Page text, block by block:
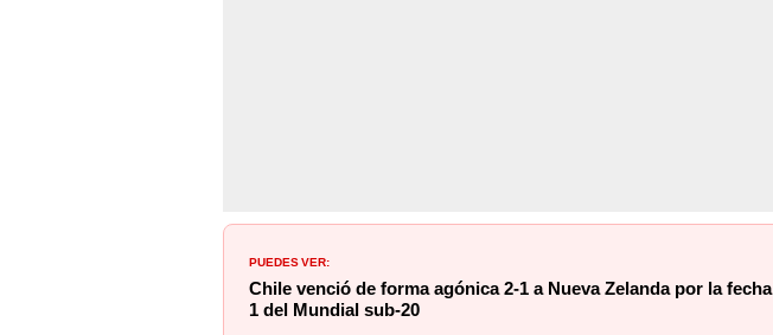
PUEDES VER:
Chile venció de forma agónica 2-1 a Nueva Zelanda por la fecha
1 del Mundial sub-20